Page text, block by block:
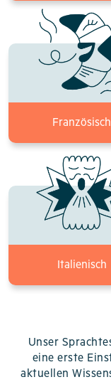
Französisch
Italienisch
Unser
eine erste
aktuellen